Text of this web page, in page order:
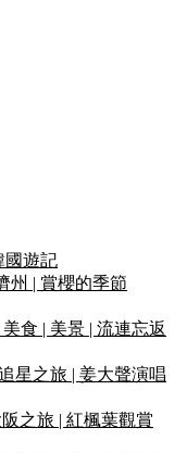
Life
國遊記
州 | 賞櫻的季節
食 | 美景 | 流連忘返
星之旅 | 姜大聲演唱
之旅 | 紅楓葉觀賞